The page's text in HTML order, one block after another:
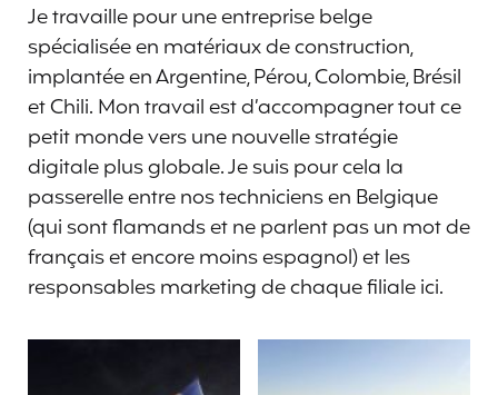
Je travaille pour une entreprise belge
spécialisée en matériaux de construction,
implantée en Argentine, Pérou, Colombie, Brésil
et Chili. Mon travail est d’accompagner tout ce
petit monde vers une nouvelle stratégie
digitale plus globale. Je suis pour cela la
passerelle entre nos techniciens en Belgique
(qui sont flamands et ne parlent pas un mot de
français et encore moins espagnol) et les
responsables marketing de chaque filiale ici.